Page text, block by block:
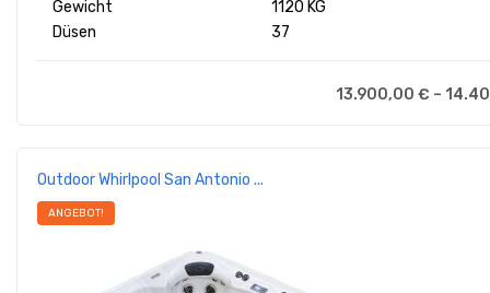
Gewicht
1120 KG
Düsen
37
13.900,00 € –
Outdoor Whirlpool San Antonio ...
ANGEBOT!